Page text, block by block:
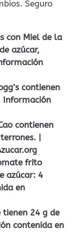
Seguro
con Miel de la
azúcar,
contienen
Información
contienen
|
frito
azúcar: 4
en
tienen 24 g de
contenida en